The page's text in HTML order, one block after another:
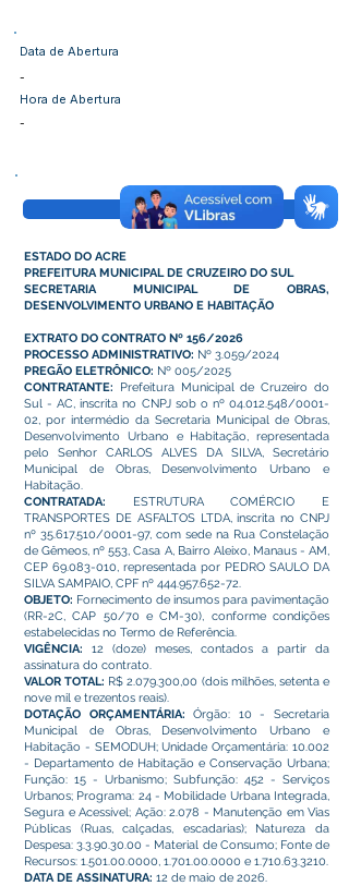
Data de Abertura
-
Hora de Abertura
-
Visualizar
ESTADO DO ACRE
PREFEITURA MUNICIPAL DE CRUZEIRO DO SUL
SECRETARIA MUNICIPAL DE OBRAS,
DESENVOLVIMENTO URBANO E HABITAÇÃO
EXTRATO DO CONTRATO Nº 156/2026
PROCESSO ADMINISTRATIVO: Nº 3.059/2024
PREGÃO ELETRÔNICO: Nº 005/2025
CONTRATANTE: Prefeitura Municipal de Cruzeiro do
Sul - AC, inscrita no CNPJ sob o nº 04.012.548/0001-
02, por intermédio da Secretaria Municipal de Obras,
Desenvolvimento Urbano e Habitação, representada
pelo Senhor CARLOS ALVES DA SILVA, Secretário
Municipal de Obras, Desenvolvimento Urbano e
Habitação.
CONTRATADA: ESTRUTURA COMÉRCIO E
TRANSPORTES DE ASFALTOS LTDA, inscrita no CNPJ
nº 35.617.510/0001-97, com sede na Rua Constelação
de Gêmeos, nº 553, Casa A, Bairro Aleixo, Manaus - AM,
CEP 69.083-010, representada por PEDRO SAULO DA
SILVA SAMPAIO, CPF nº 444.957.652-72.
OBJETO: Fornecimento de insumos para pavimentação
(RR-2C, CAP 50/70 e CM-30), conforme condições
estabelecidas no Termo de Referência.
VIGÊNCIA: 12 (doze) meses, contados a partir da
assinatura do contrato.
VALOR TOTAL: R$2.079.300,00 (dois milhões, setenta e
nove mil e trezentos reais).
DOTAÇÃO ORÇAMENTÁRIA: Órgão: 10 - Secretaria
Municipal de Obras, Desenvolvimento Urbano e
Habitação - SEMODUH; Unidade Orçamentária: 10.002
- Departamento de Habitação e Conservação Urbana;
Função: 15 - Urbanismo; Subfunção: 452 - Serviços
Urbanos; Programa: 24 - Mobilidade Urbana Integrada,
Segura e Acessível; Ação: 2.078 - Manutenção em Vias
Públicas (Ruas, calçadas, escadarias); Natureza da
Despesa:3.3.90.30.00 - Material de Consumo; Fonte de
Recursos: 1.501.00.0000, 1.701.00.0000 e 1.710.63.3210.
DATA DE ASSINATURA: 12 de maio de 2026.